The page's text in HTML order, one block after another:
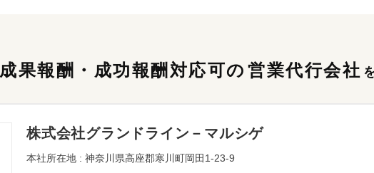
成果報酬・成功報酬対応可の 営業代行会社
株式会社グランドライン－マルシゲ
本社所在地 : 神奈川県高座郡寒川町岡田1-23-9